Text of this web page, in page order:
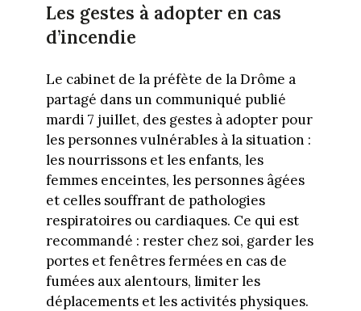
Les gestes à adopter en cas
d’incendie
Le cabinet de la préfète de la Drôme a
partagé dans un communiqué publié
mardi 7 juillet, des gestes à adopter pour
les personnes vulnérables à la situation :
les nourrissons et les enfants, les
femmes enceintes, les personnes âgées
et celles souffrant de pathologies
respiratoires ou cardiaques. Ce qui est
recommandé : rester chez soi, garder les
portes et fenêtres fermées en cas de
fumées aux alentours, limiter les
déplacements et les activités physiques.